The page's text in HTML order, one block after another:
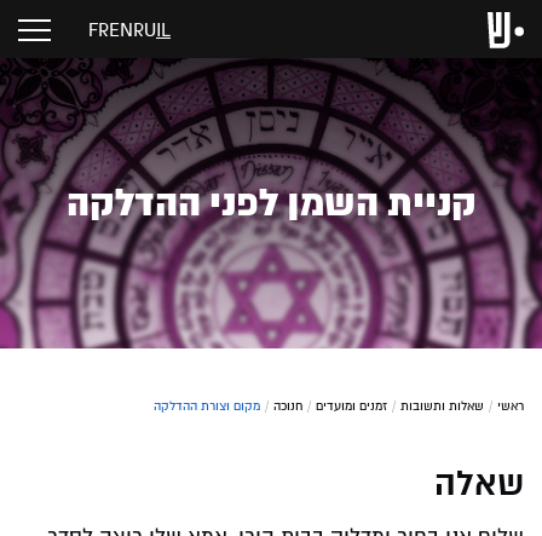
IL
RU
EN
FR
קניית השמן לפני ההדלקה
ראשי / שאלות ותשובות / זמנים ומועדים / חנוכה / מקום וצורת ההדלקה
שאלה